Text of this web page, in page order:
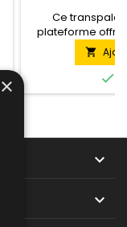
Ce
plateforme offre
pour le
les entrepôts,
levage de 1,5
libre pour une




×